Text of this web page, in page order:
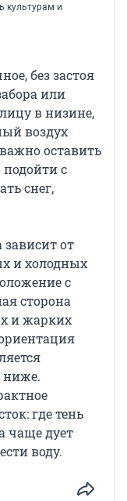
культурам и
без застоя
или
в низине,
воздух
оставить
с
снег,
от
и холодных
с
сторона
и жарких
ниже.
где тень
чаще дует
воду.